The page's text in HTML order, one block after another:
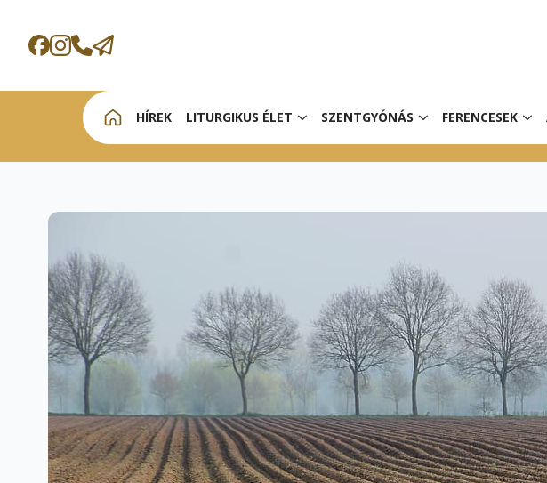
HÍREK LITURGIKUS ÉLET SZENTGYÓNÁS FERENCESEK